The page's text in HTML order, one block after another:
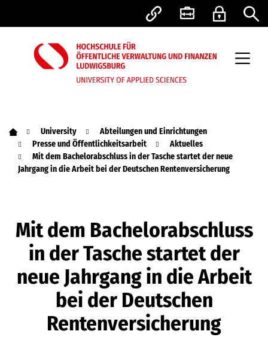
University
Abteilungen und Einrichtungen
Presse und Öffentlichkeitsarbeit
Aktuelles
Mit dem Bachelorabschluss in der Tasche startet der neue
Jahrgang in die Arbeit bei der Deutschen Rentenversicherung
Mit dem Bachelorabschluss
in der Tasche startet der
neue Jahrgang in die Arbeit
bei der Deutschen
Rentenversicherung